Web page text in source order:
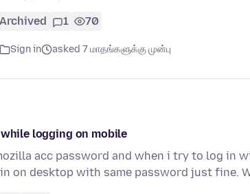
Archived 1 70
Sign in asked 7 மாதங்களுக்கு முன்பு
logging on mobile
acc password and when i try to log in
on desktop with same password just fine.